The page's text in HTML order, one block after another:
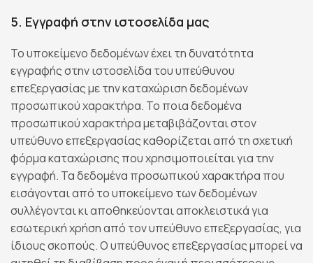
5. Εγγραφή στην ιστοσελίδα μας
Το υποκείμενο δεδομένων έχει τη δυνατότητα
εγγραφής στην ιστοσελίδα του υπεύθυνου
επεξεργασίας με την καταχώριση δεδομένων
προσωπικού χαρακτήρα. Το ποια δεδομένα
προσωπικού χαρακτήρα μεταβιβάζονται στον
υπεύθυνο επεξεργασίας καθορίζεται από τη σχετική
φόρμα καταχώρισης που χρησιμοποιείται για την
εγγραφή. Τα δεδομένα προσωπικού χαρακτήρα που
εισάγονται από το υποκείμενο των δεδομένων
συλλέγονται κι αποθηκεύονται αποκλειστικά για
εσωτερική χρήση από τον υπεύθυνο επεξεργασίας, για
ίδιους σκοπούς. Ο υπεύθυνος επεξεργασίας μπορεί να